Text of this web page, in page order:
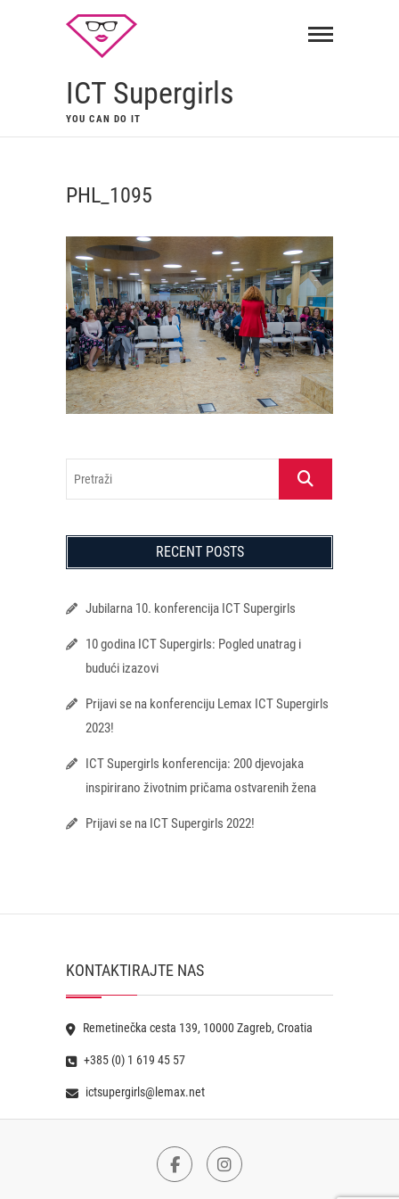
ICT Supergirls
YOU CAN DO IT
PHL_1095
Pretraži
RECENT POSTS
Jubilarna 10. konferencija ICT Supergirls
10 godina ICT Supergirls: Pogled unatrag i
budući izazovi
Prijavi se na konferenciju Lemax ICT Supergirls
2023!
ICT Supergirls konferencija: 200 djevojaka
inspirirano životnim pričama ostvarenih žena
Prijavi se na ICT Supergirls 2022!
KONTAKTIRAJTE NAS
Remetinečka cesta 139, 10000 Zagreb, Croatia
+385 (0) 1 619 45 57
ictsupergirls@lemax.net
FacebookInstagram